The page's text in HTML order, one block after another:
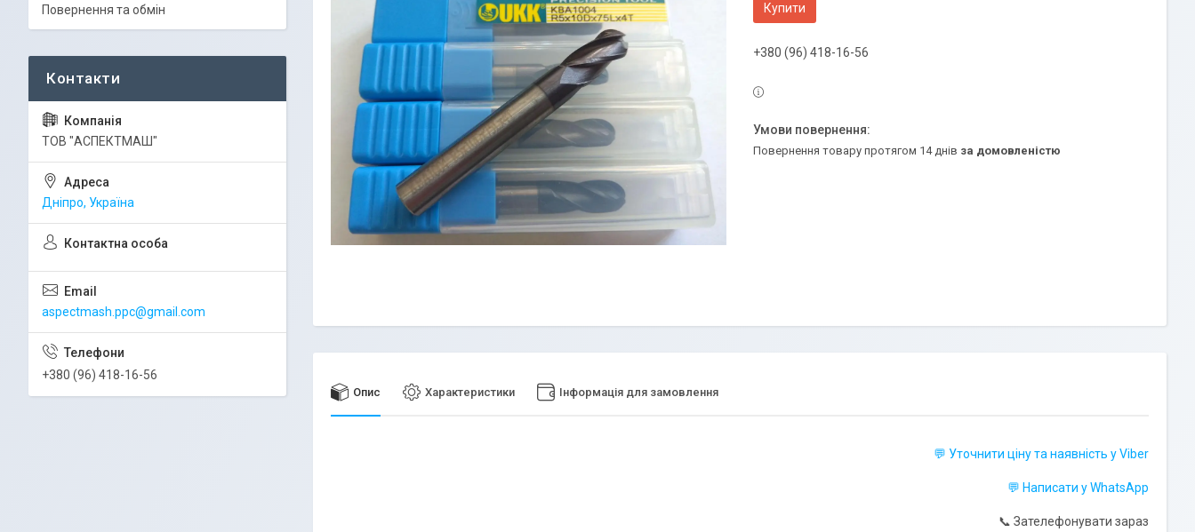
Купити
+380 (96) 418-16-56
повернення товару протягом 14 днів за домовленістю
Опис Характеристики Інформація для замовлення
💬 Уточнити ціну та наявність у Viber
💬 Написати у WhatsApp
📞 Зателефонувати зараз
Повернення та обмін
ТОВ "АСПЕКТМАШ"
Дніпро, Україна
aspectmash.ppc@gmail.com
+380 (96) 418-16-56